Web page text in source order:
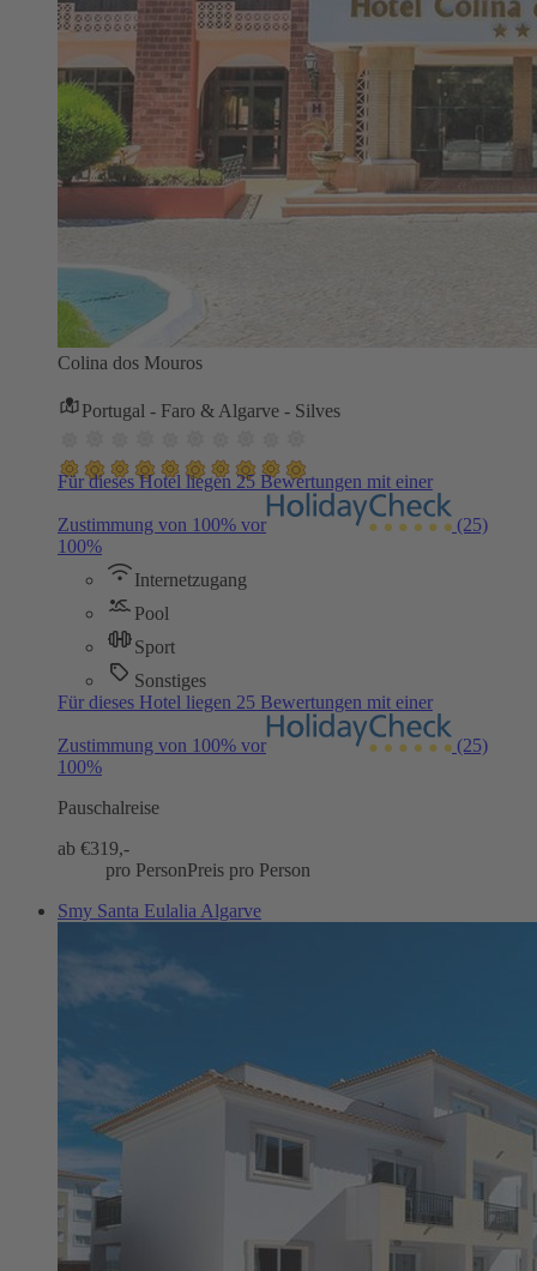
Colina dos Mouros
Portugal - Faro & Algarve - Silves
Für dieses Hotel liegen 25 Bewertungen mit einer
Zustimmung von 100% vor
(25)
100%
Internetzugang
Pool
Sport
Sonstiges
Für dieses Hotel liegen 25 Bewertungen mit einer
Zustimmung von 100% vor
(25)
100%
Pauschalreise
ab €319,-
pro PersonPreis pro Person
Smy Santa Eulalia Algarve